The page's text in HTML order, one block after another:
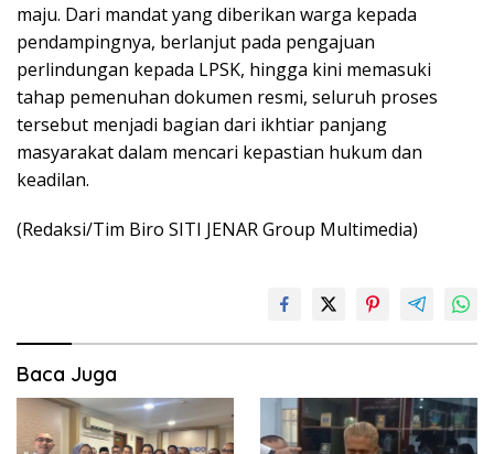
maju. Dari mandat yang diberikan warga kepada
pendampingnya, berlanjut pada pengajuan
perlindungan kepada LPSK, hingga kini memasuki
tahap pemenuhan dokumen resmi, seluruh proses
tersebut menjadi bagian dari ikhtiar panjang
masyarakat dalam mencari kepastian hukum dan
keadilan.
(Redaksi/Tim Biro SITI JENAR Group Multimedia)
Baca Juga